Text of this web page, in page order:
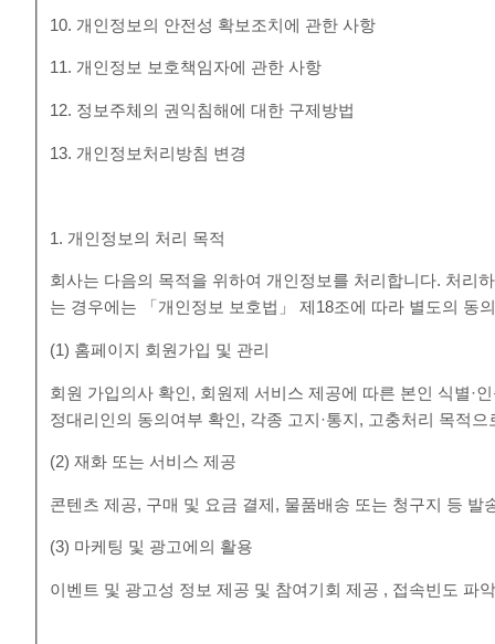
10. 개인정보의 안전성 확보조치에 관한 사항
11. 개인정보 보호책임자에 관한 사항
12. 정보주체의 권익침해에 대한 구제방법
13. 개인정보처리방침 변경
1. 개인정보의 처리 목적
회사는 다음의 목적을 위하여 개인정보를 처리합니다. 처리
는 경우에는 「개인정보 보호법」 제18조에 따라 별도의 동
(1) 홈페이지 회원가입 및 관리
회원 가입의사 확인, 회원제 서비스 제공에 따른 본인 식별·
정대리인의 동의여부 확인, 각종 고지·통지, 고충처리 목적
(2) 재화 또는 서비스 제공
콘텐츠 제공, 구매 및 요금 결제, 물품배송 또는 청구지 등
(3) 마케팅 및 광고에의 활용
이벤트 및 광고성 정보 제공 및 참여기회 제공 , 접속빈도 파